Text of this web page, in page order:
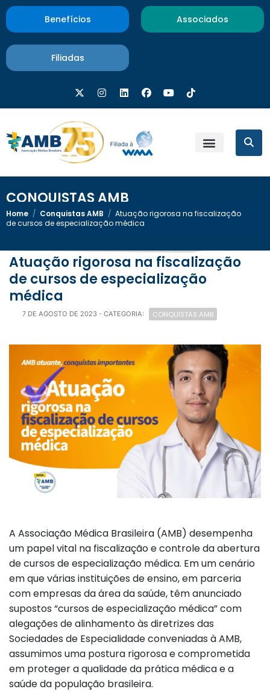
Benefícios Associados
Filiadas
CONQUISTAS AMB
Home / Conquistas AMB / Atuação rigorosa na fiscalização
de cursos de especialização médica
Atuação rigorosa na fiscalização
de cursos de especialização
médica
7 DE AGOSTO DE 2023 - CATEGORIA: CONQUISTAS AMB
A Associação Médica Brasileira (AMB) desempenha
um papel vital na fiscalização e controle da abertura
de cursos de especialização médica. Em um cenário
em que várias instituições de ensino, em parceria
com empresas da área da saúde, têm anunciado
supostos “cursos de especialização médica” com
alegações de alinhamento às diretrizes das
Sociedades de Especialidade conveniadas à AMB,
assumimos uma postura rigorosa e comprometida
em proteger a qualidade da prática médica e a
saúde da população brasileira.